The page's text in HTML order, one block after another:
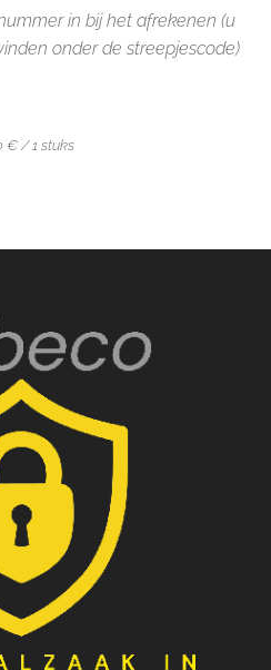
in bij het afrekenen (u
onder de streepjescode)
€ / 1 stuks